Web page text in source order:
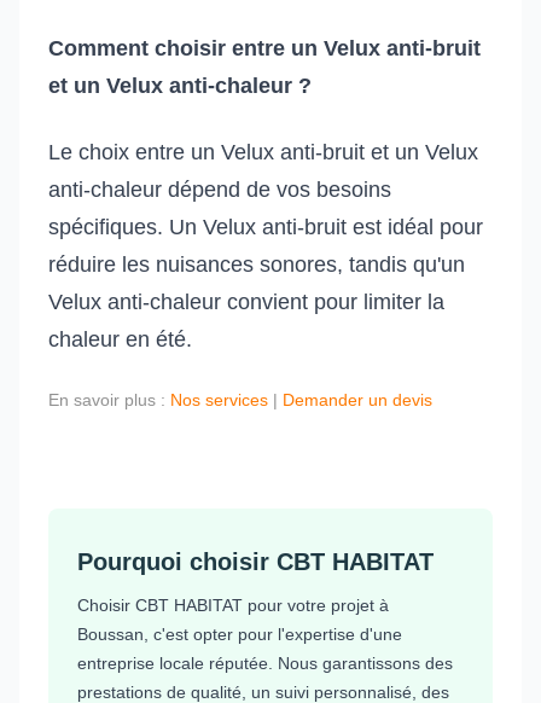
Comment choisir entre un Velux anti-bruit
et un Velux anti-chaleur ?
Le choix entre un Velux anti-bruit et un Velux
anti-chaleur dépend de vos besoins
spécifiques. Un Velux anti-bruit est idéal pour
réduire les nuisances sonores, tandis qu'un
Velux anti-chaleur convient pour limiter la
chaleur en été.
En savoir plus : Nos services | Demander un devis
Pourquoi choisir CBT HABITAT
Choisir CBT HABITAT pour votre projet à
Boussan, c'est opter pour l'expertise d'une
entreprise locale réputée. Nous garantissons des
prestations de qualité, un suivi personnalisé, des